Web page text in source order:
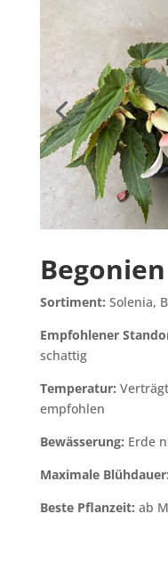
Begonien
Sortiment: Solenia,
Empfohlener
schattig
Temperatur:
empfohlen
Bewässerung: Erde
Maximale Blühdauer:
Beste Pflanzeit: ab